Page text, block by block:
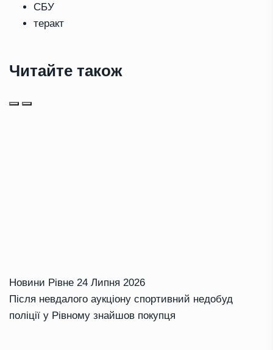
СБУ
теракт
Читайте також
Новини Рівне 24 Липня 2026
Після невдалого аукціону спортивний недобуд
поліції у Рівному знайшов покупця